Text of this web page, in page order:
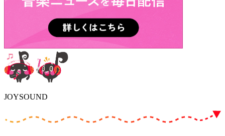
JOYSOUND